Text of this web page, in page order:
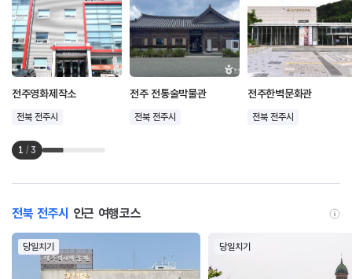
전주영화제작소
전북 전주시
전주 전통술박물관
전북 전주시
전주한벽문화관
전북 전주시
1 / 3
전북 전주시 인근 여행코스
당일치기 당일치기